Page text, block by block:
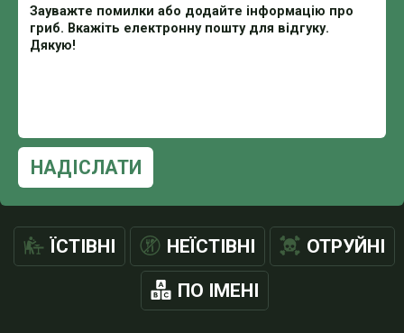
НАДІСЛАТИ
ЇСТІВНІ НЕЇСТІВНІ ОТРУЙНІ
ПО ІМЕНІ